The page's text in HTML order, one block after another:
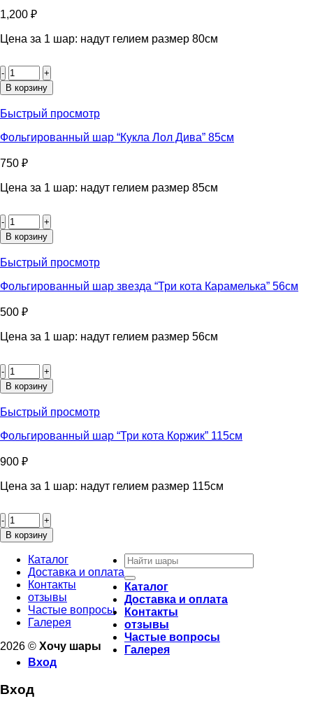
1,200 ₽
Цена за 1 шар: надут гелием размер 80см
товара
Фольгированный
“Гарри
герб”
В корзину
Быстрый просмотр
Фольгированный шар “Кукла Лол Дива” 85см
750 ₽
Цена за 1 шар: надут гелием размер 85см
товара
Фольгированный
"Кукла
Дива"
В корзину
Быстрый просмотр
Фольгированный шар звезда “Три кота Карамелька” 56см
500 ₽
Цена за 1 шар: надут гелием размер 56см
товара
Фольгированный
звезда
кота
56см
В корзину
Быстрый просмотр
Фольгированный шар “Три кота Коржик” 115см
900 ₽
Цена за 1 шар: надут гелием размер 115см
товара
Фольгированный
“Три
кота
Коржик”
115см
В корзину
Каталог
Доставка и оплата
Контакты
отзывы
Частые вопросы
Галерея
2026 © Хочу шары
Искать:
Каталог
Доставка и оплата
Контакты
отзывы
Частые вопросы
Галерея
Вход
Вход